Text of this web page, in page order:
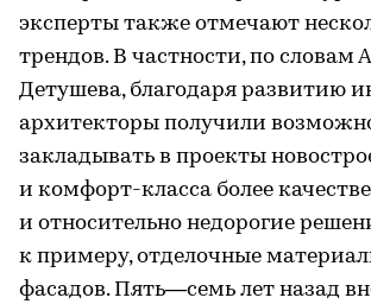
эксперты также отмечают
трендов. В частности, по словам
Детушева, благодаря развитию
архитекторы получили
закладывать в проекты
и комфорт-класса более
и относительно недорогие
к примеру, отделочные
фасадов. Пять—семь лет назад